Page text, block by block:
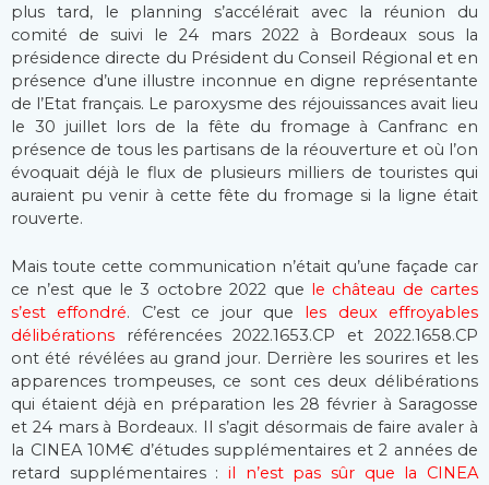
plus tard, le planning s’accélérait avec la réunion du
comité de suivi le 24 mars 2022 à Bordeaux sous la
présidence directe du Président du Conseil Régional et en
présence d’une illustre inconnue en digne représentante
de l’Etat français. Le paroxysme des réjouissances avait lieu
le 30 juillet lors de la fête du fromage à Canfranc en
présence de tous les partisans de la réouverture et où l’on
évoquait déjà le flux de plusieurs milliers de touristes qui
auraient pu venir à cette fête du fromage si la ligne était
rouverte.
Mais toute cette communication n’était qu’une façade car
ce n’est que le 3 octobre 2022 que
le château de cartes
s’est effondré. C’est ce jour que
les deux effroyables
délibérations référencées 2022.1653.CP et 2022.1658.CP
ont été révélées au grand jour. Derrière les sourires et les
apparences trompeuses, ce sont ces deux délibérations
qui étaient déjà en préparation les 28 février à Saragosse
et 24 mars à Bordeaux. Il s’agit désormais de faire avaler à
la CINEA 10M€ d’études supplémentaires et 2 années de
retard supplémentaires : il n’est pas sûr que la CINEA